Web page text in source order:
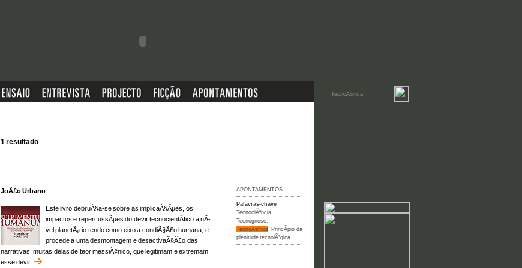
1 resultado
JoÃ£o Urbano
Este livro debruÃ§a-se sobre as implicaÃ§Ãµes, os
impactos e repercussÃµes do devir tecnocientÃ­fico a nÃ­
vel planetÃ¡rio tendo como eixo a condiÃ§Ã£o humana, e
procede a uma desmontagem e desactivaÃ§Ã£o das
narrativas, muitas delas de teor messiÃ¢nico, que legitimam e extremam
esse devir.
APONTAMENTOS
Palavras-chave
TecnociÃªncia
Tecnognose
TecnoÃ©tica PrincÃ­pio da
plenitude tecnolÃ³gica